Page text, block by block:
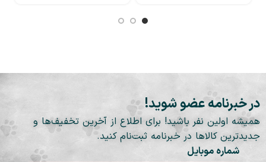
در خبرنامه عضو شوید!
همیشه اولین نفر باشید! برای اطلاع از آخرین تخفیف‌ها و
جدیدترین کالاها در خبرنامه ثبت‌نام کنید.
شماره موبایل